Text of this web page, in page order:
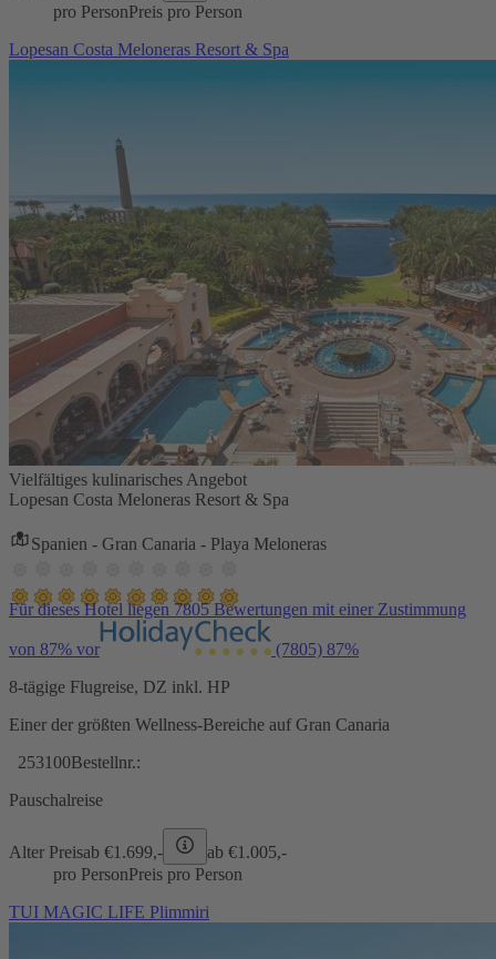
pro PersonPreis pro Person
Lopesan Costa Meloneras Resort & Spa
Vielfältiges kulinarisches Angebot
Lopesan Costa Meloneras Resort & Spa
Spanien - Gran Canaria - Playa Meloneras
Für dieses Hotel liegen 7805 Bewertungen mit einer Zustimmung
von 87% vor (7805) 87%
8-tägige Flugreise, DZ inkl. HP
Einer der größten Wellness-Bereiche auf Gran Canaria
253100Bestellnr.:
Pauschalreise
Alter Preisab €1.699,- ab €1.005,-
pro PersonPreis pro Person
TUI MAGIC LIFE Plimmiri